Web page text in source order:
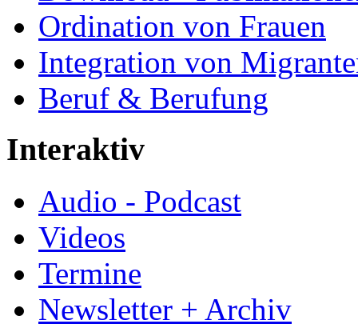
Ordination von Frauen
Integration von
Beruf & Berufung
Interaktiv
Audio - Podcast
Videos
Termine
Newsletter + Archiv